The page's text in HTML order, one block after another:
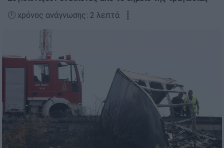
🕛 χρόνος ανάγνωσης: 2 λεπτά ┋